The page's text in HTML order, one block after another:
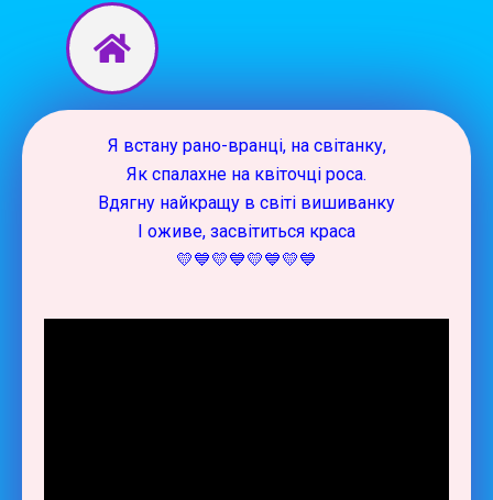
Перейти
вмісту
Я встану рано-вранці, на світанку,
Як спалахне на квіточці роса.
Вдягну найкращу в світі вишиванку
І оживе, засвітиться краса
💛💙💛💙💛💙💛💙